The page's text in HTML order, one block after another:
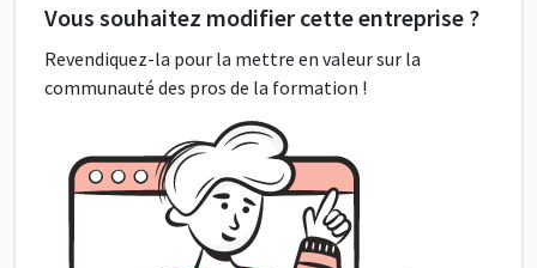
Vous souhaitez modifier cette entreprise ?
Revendiquez-la pour la mettre en valeur sur la
communauté des pros de la formation !